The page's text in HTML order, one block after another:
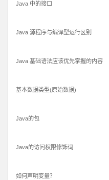
Java 中的接口
Java 源程序与编译型运行区别
Java 基础语法应该优先掌握的内容
基本数据类型(原始数据)
Java的包
Java的访问权限修饰词
如何声明变量？